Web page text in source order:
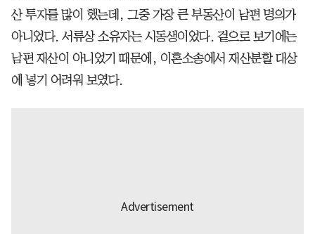
산 투자를 많이 했는데, 그중 가장 큰 부동산이 남편 명의가
아니었다. 서류상 소유자는 시동생이었다. 겉으로 보기에는
남편 재산이 아니었기 때문에, 이혼소송에서 재산분할 대상
에 넣기 어려워 보였다.